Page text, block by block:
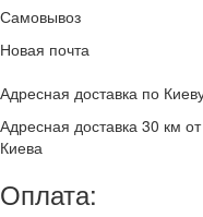
Самовывоз
Новая почта
Адресная доставка по
Адресная доставка 30 км от
Киева
Оплата: